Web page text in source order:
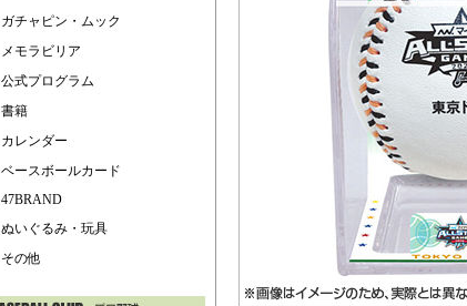
ガチャピン・ムック
メモラビリア
公式プログラム
書籍
カレンダー
ベースボールカード
47BRAND
ぬいぐるみ・玩具
その他